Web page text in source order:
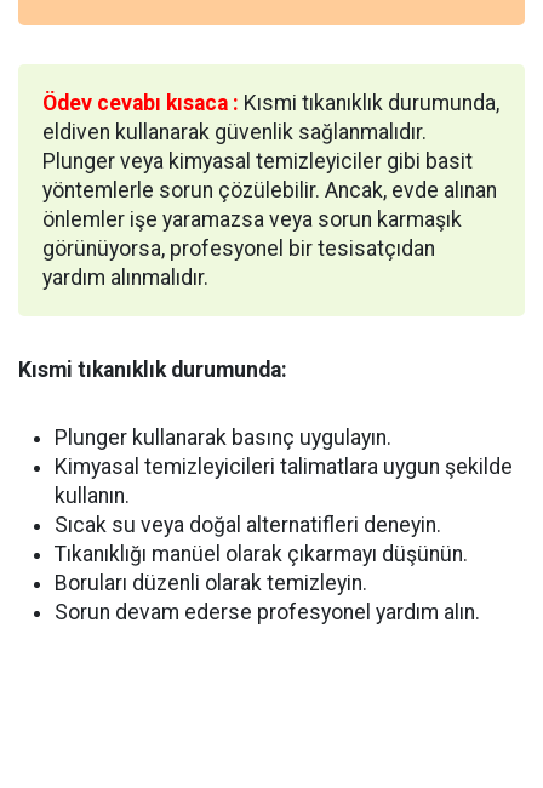
Ödev cevabı kısaca : Kısmi tıkanıklık durumunda,
eldiven kullanarak güvenlik sağlanmalıdır.
Plunger veya kimyasal temizleyiciler gibi basit
yöntemlerle sorun çözülebilir. Ancak, evde alınan
önlemler işe yaramazsa veya sorun karmaşık
görünüyorsa, profesyonel bir tesisatçıdan
yardım alınmalıdır.
Kısmi tıkanıklık durumunda:
Plunger kullanarak basınç uygulayın.
Kimyasal temizleyicileri talimatlara uygun şekilde
kullanın.
Sıcak su veya doğal alternatifleri deneyin.
Tıkanıklığı manüel olarak çıkarmayı düşünün.
Boruları düzenli olarak temizleyin.
Sorun devam ederse profesyonel yardım alın.